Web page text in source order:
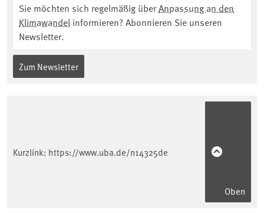
Sie möchten sich regelmäßig überAnpassung an den
Klimawandel informieren? Abonnieren Sie unseren
Newsletter.
Zum Newsletter
Kurzlink: https://www.uba.de/n14325de
Oben